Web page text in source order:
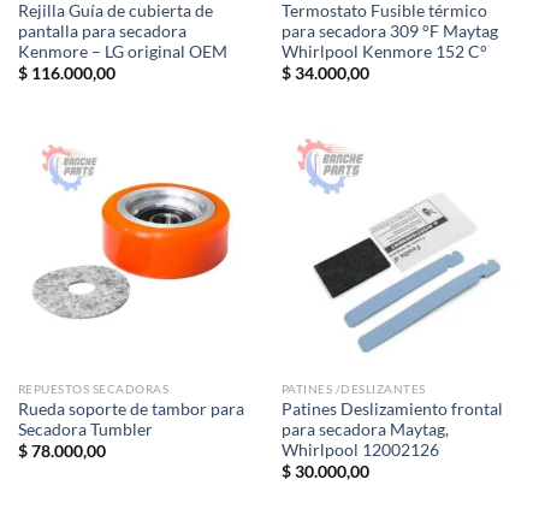
Rejilla Guía de cubierta de
pantalla para secadora
Kenmore – LG original OEM
$116.000,00
Termostato Fusible térmico
para secadora 309 °F Maytag
Whirlpool Kenmore 152 C°
$34.000,00
REPUESTOS SECADORAS
Rueda soporte de tambor para
Secadora Tumbler
$78.000,00
PATINES /DESLIZANTES
Patines Deslizamiento frontal
para secadora Maytag,
Whirlpool 12002126
$30.000,00